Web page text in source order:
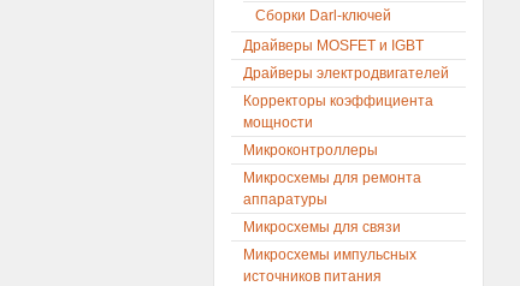
Сборки Darl-ключей
Драйверы MOSFET и IGBT
Драйверы электродвигателей
Корректоры коэффициента
мощности
Микроконтроллеры
Микросхемы для ремонта
аппаратуры
Микросхемы для связи
Микросхемы импульсных
источников питания